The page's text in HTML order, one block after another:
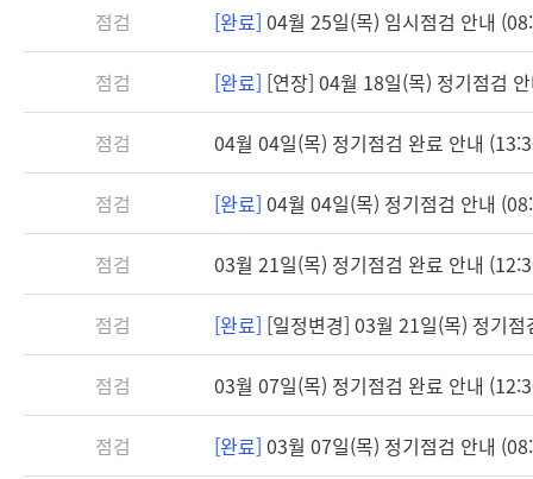
점검 [완료] 04월 25일(목) 임시점검 안내
점검 [완료] [연장] 04월 18일(목) 정기점검
점검 04월 04일(목) 정기점검 완료 안내
점검 [완료] 04월 04일(목) 정기점검 안내
점검 03월 21일(목) 정기점검 완료 안내
점검 [완료] [일정변경] 03월 21일(목) 정기
점검 03월 07일(목) 정기점검 완료 안내
점검 [완료] 03월 07일(목) 정기점검 안내